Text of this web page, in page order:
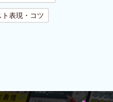
ト表現・コツ